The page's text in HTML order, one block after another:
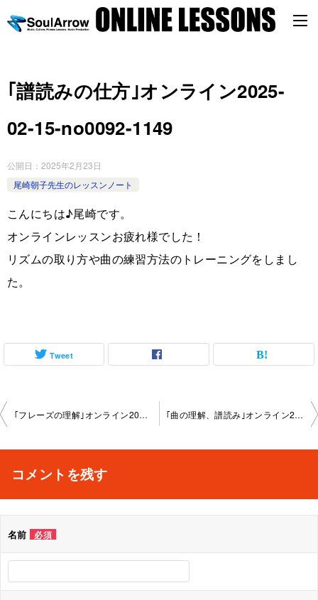
｢譜読みの仕方｣オンライン2025-
02-15-no0092-1149
公開日： 2025年2月23日
尾崎朝子先生のレッスンノート
こんにちは♪尾崎です。
オンラインレッスンお疲れ様でした！
リズムの取り方や曲の練習方法のトレーニングをしまし
た。
Tweet
投
ビ
シ
｢フレーズの理解｣オンライン2025-01-25-no0092-1149 ｢曲の理解、譜読み｣オンライン2025-02-23-no0092-1149
コメントを残す
名前 必須